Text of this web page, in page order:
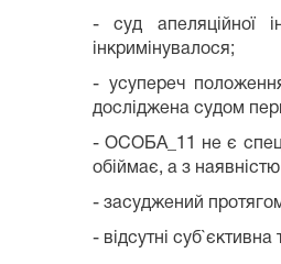
- суд апеляційної
інкримінувалося;
- усупереч
досліджена судом
- ОСОБА_11 не є
обіймає, а з
- засуджений
- відсутні